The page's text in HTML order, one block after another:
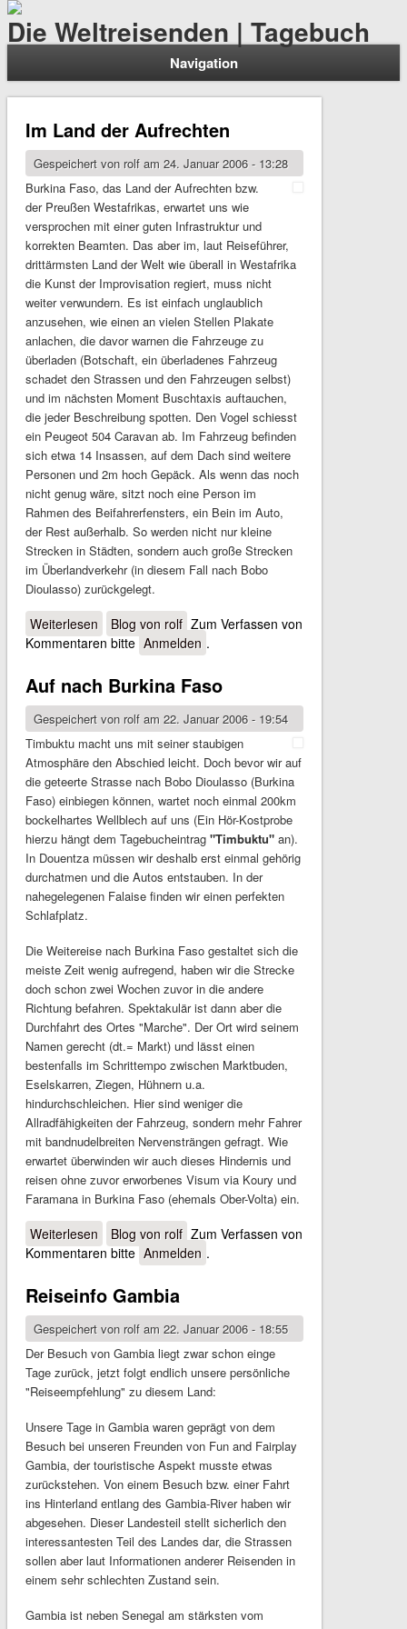
Die Weltreisenden | Tagebuch
Navigation
Im Land der Aufrechten
Gespeichert von rolfam 24. Januar 2006 - 13:28
Burkina Faso, das Land der Aufrechten bzw.
der Preußen Westafrikas, erwartet uns wie
versprochen mit einer guten Infrastruktur und
korrekten Beamten. Das aber im, laut Reiseführer,
drittärmsten Land der Welt wie überall in Westafrika
die Kunst der Improvisation regiert, muss nicht
weiter verwundern. Es ist einfach unglaublich
anzusehen, wie einen an vielen Stellen Plakate
anlachen, die davor warnen die Fahrzeuge zu
überladen (Botschaft, ein überladenes Fahrzeug
schadet den Strassen und den Fahrzeugen selbst)
und im nächsten Moment Buschtaxis auftauchen,
die jeder Beschreibung spotten. Den Vogel schiesst
ein Peugeot 504 Caravan ab. Im Fahrzeug befinden
sich etwa 14 Insassen, auf dem Dach sind weitere
Personen und 2m hoch Gepäck. Als wenn das noch
nicht genug wäre, sitzt noch eine Person im
Rahmen des Beifahrerfensters, ein Bein im Auto,
der Rest außerhalb. So werden nicht nur kleine
Strecken in Städten, sondern auch große Strecken
im Überlandverkehr (in diesem Fall nach Bobo
Dioulasso) zurückgelegt.
Weiterlesen über Im Land der Aufrechten
Blog von rolf Zum Verfassen von
Kommentaren bitte Anmelden .
Auf nach Burkina Faso
Gespeichert von rolfam 22. Januar 2006 - 19:54
Timbuktu macht uns mit seiner staubigen
Atmosphäre den Abschied leicht. Doch bevor wir auf
die geteerte Strasse nach Bobo Dioulasso (Burkina
Faso) einbiegen können, wartet noch einmal 200km
bockelhartes Wellblech auf uns (Ein Hör-Kostprobe
hierzu hängt dem Tagebucheintrag "Timbuktu"an).
In Douentza müssen wir deshalb erst einmal gehörig
durchatmen und die Autos entstauben. In der
nahegelegenen Falaise finden wir einen perfekten
Schlafplatz.
Die Weitereise nach Burkina Faso gestaltet sich die
meiste Zeit wenig aufregend, haben wir die Strecke
doch schon zwei Wochen zuvor in die andere
Richtung befahren. Spektakulär ist dann aber die
Durchfahrt des Ortes "Marche". Der Ort wird seinem
Namen gerecht (dt.= Markt) und lässt einen
bestenfalls im Schrittempo zwischen Marktbuden,
Eselskarren, Ziegen, Hühnern u.a.
hindurchschleichen. Hier sind weniger die
Allradfähigkeiten der Fahrzeug, sondern mehr Fahrer
mit bandnudelbreiten Nervensträngen gefragt. Wie
erwartet überwinden wir auch dieses Hindernis und
reisen ohne zuvor erworbenes Visum via Koury und
Faramana in Burkina Faso (ehemals Ober-Volta) ein.
Weiterlesen über Auf nach Burkina Faso
Blog von rolf Zum Verfassen von
Kommentaren bitte Anmelden .
Reiseinfo Gambia
Gespeichert von rolfam 22. Januar 2006 - 18:55
Der Besuch von Gambia liegt zwar schon einge
Tage zurück, jetzt folgt endlich unsere persönliche
"Reiseempfehlung" zu diesem Land:
Unsere Tage in Gambia waren geprägt von dem
Besuch bei unseren Freunden von Fun and Fairplay
Gambia, der touristische Aspekt musste etwas
zurückstehen. Von einem Besuch bzw. einer Fahrt
ins Hinterland entlang des Gambia-River haben wir
abgesehen. Dieser Landesteil stellt sicherlich den
interessantesten Teil des Landes dar, die Strassen
sollen aber laut Informationen anderer Reisenden in
einem sehr schlechten Zustand sein.
Gambia ist neben Senegal am stärksten vom